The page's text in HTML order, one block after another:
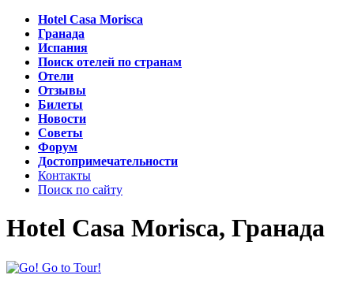
Hotel Casa Morisca
Гранада
Испания
Поиск отелей по странам
Отели
Отзывы
Билеты
Новости
Советы
Форум
Достопримечательности
Контакты
Поиск по сайту
Hotel Casa Morisca, Гранада